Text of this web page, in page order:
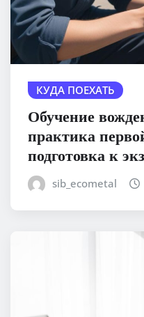
КУДА ПОЕХАТЬ
Обучение
практика
подготовка к
sib_ecometal